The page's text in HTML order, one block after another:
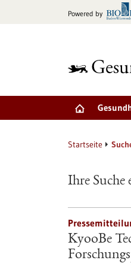
Powered by
Startseite
Ihre Suche
KyooBe